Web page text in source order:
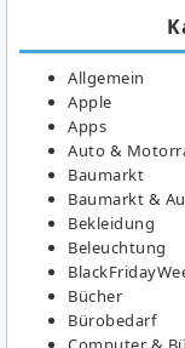
Allgemein
Apple
Apps
Auto &
Baumarkt
Baumarkt &
Bekleidung
Beleuchtung
Bücher
Bürobedarf